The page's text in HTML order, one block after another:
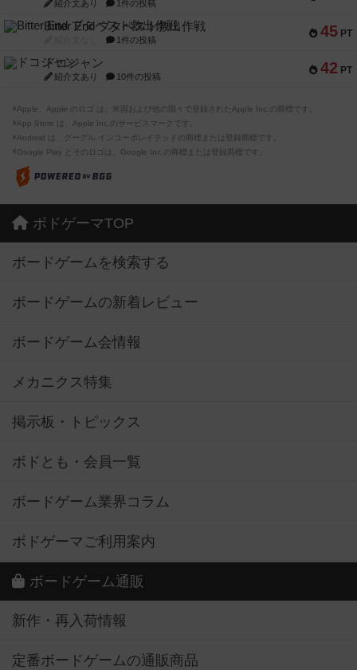
紹介文あり 1件の投稿
45 PT
Bitter End ブタペスト救出作戦
1件の投稿
42 PT
ドコジャン
紹介文あり 10件の投稿
※Apple、Apple のロゴ は、米国および他の国々で登録されたApple Inc.の商標です。
※App Store は、Apple Inc.のサービスマークです。
※Android は、グーグル インコーポレイテッドの商標または登録商標です。
※Google Play とそのロゴは、Google Inc.の商標または登録商標です。
ボドゲーマTOP
ボードゲームを検索する
ボードゲームの新着レビュー
ボードゲーム会情報
メカニクス特集
掲示板・トピックス
ボドとも・会員一覧
ボードゲーム業界コラム
ボドゲーマご利用案内
ボードゲーム通販
新作・再入荷情報
定番ボードゲームの通販商品